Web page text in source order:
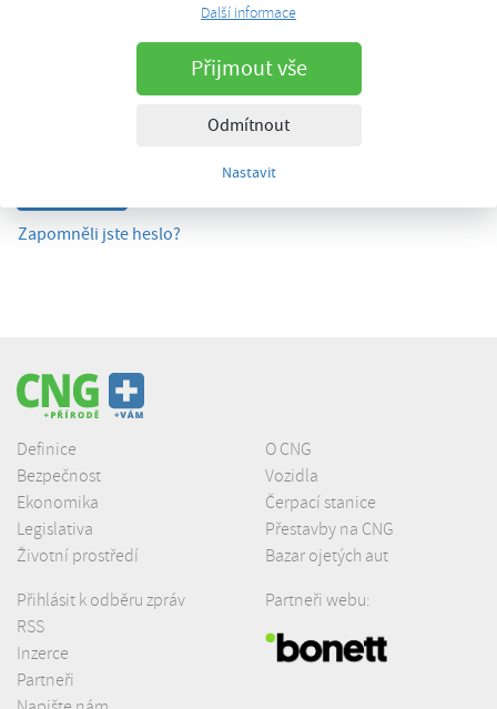
Další informace
Přijmout vše
Odmítnout
Nastavit
Zapomněli jste heslo?
Definice
Bezpečnost
Ekonomika
Legislativa
Životní prostředí
O CNG
Vozidla
Čerpací stanice
Přestavby na CNG
Bazar ojetých aut
Přihlásit k odběru zpráv
RSS
Inzerce
Partneři
Partneři webu: